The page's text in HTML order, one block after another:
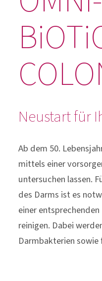
Neustart für
Ab dem 50.
mittels einer
untersuchen lassen.
des Darms ist es
einer
reinigen. Dabei
Darmbakterien